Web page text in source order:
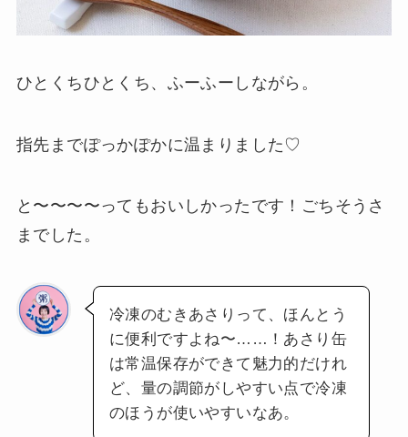
ひとくちひとくち、ふーふーしながら。
指先までぽっかぽかに温まりました♡
と〜〜〜〜ってもおいしかったです！ごちそうさ
までした。
冷凍のむきあさりって、ほんとう
に便利ですよね〜……！あさり缶
は常温保存ができて魅力的だけれ
ど、量の調節がしやすい点で冷凍
のほうが使いやすいなあ。